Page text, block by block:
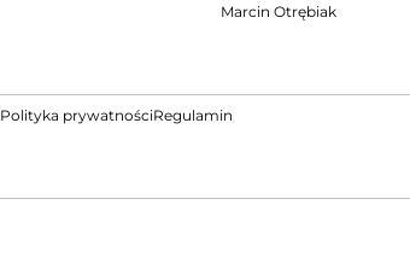
Marcin Otrębiak
Polityka prywatnościRegulamin